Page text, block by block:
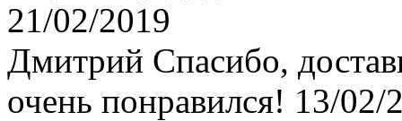
21/02/2019
Дмитрий Спасибо,
очень понравился! 13/02/